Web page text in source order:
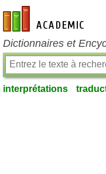
fr-academic.com
Dictionnaires et
interprétations